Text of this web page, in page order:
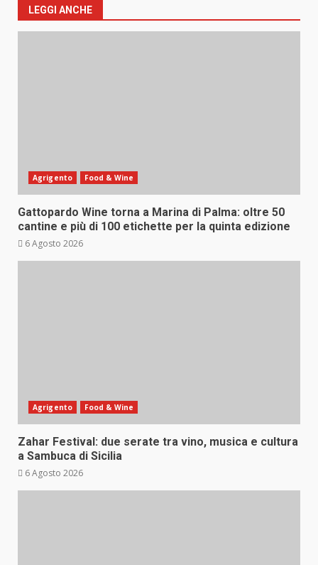
LEGGI ANCHE
Agrigento Food & Wine
Gattopardo Wine torna a Marina di Palma: oltre 50
cantine e più di 100 etichette per la quinta edizione
6 Agosto 2026
Agrigento Food & Wine
Zahar Festival: due serate tra vino, musica e cultura
a Sambuca di Sicilia
6 Agosto 2026